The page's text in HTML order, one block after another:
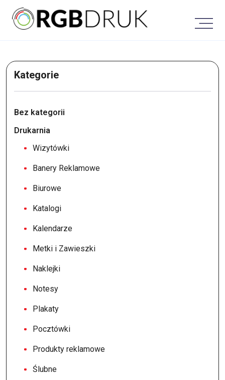
content
Kategorie
Bez kategorii
Drukarnia
Wizytówki
Banery Reklamowe
Biurowe
Katalogi
Kalendarze
Metki i Zawieszki
Naklejki
Notesy
Plakaty
Pocztówki
Produkty reklamowe
Ślubne